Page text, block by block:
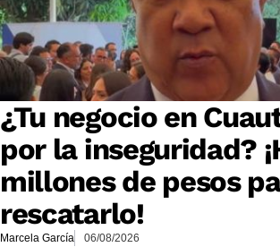
¿Tu negocio en
por la inseguridad?
millones de pesos
rescatarlo!
Marcela García 06/08/2026